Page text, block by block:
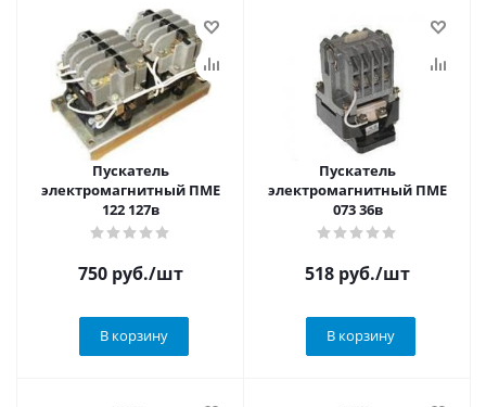
Пускатель
электромагнитный ПМЕ
122 127в
750 руб./шт
В корзину
Пускатель
электромагнитный ПМЕ
073 36в
518 руб./шт
В корзину